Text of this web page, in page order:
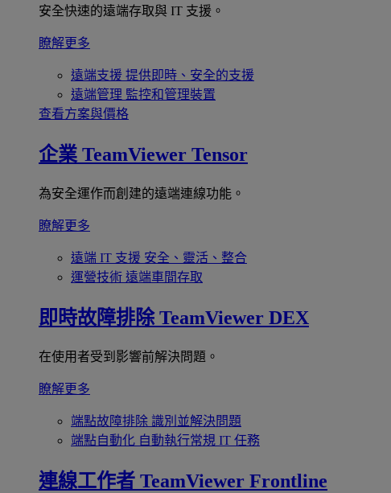
安全快速的遠端存取與 IT 支援。
瞭解更多
遠端支援 提供即時、安全的支援
遠端管理 監控和管理裝置
查看方案與價格
企業 TeamViewer Tensor
為安全運作而創建的遠端連線功能。
瞭解更多
遠端 IT 支援 安全、靈活、整合
運營技術 遠端車間存取
即時故障排除 TeamViewer DEX
在使用者受到影響前解決問題。
瞭解更多
端點故障排除 識別並解決問題
端點自動化 自動執行常規 IT 任務
連線工作者 TeamViewer Frontline